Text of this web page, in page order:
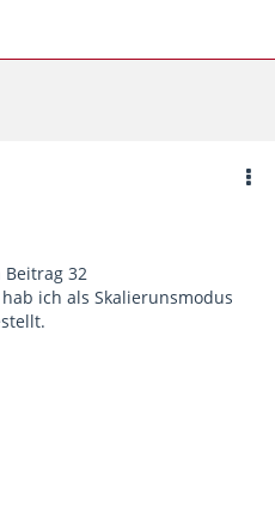
32
ich als Skalierunsmodus